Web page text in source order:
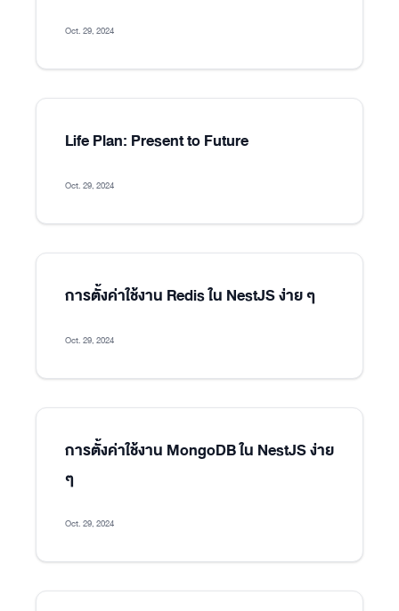
Oct. 29, 2024
Life Plan: Present to Future
Oct. 29, 2024
การตั้งค่าใช้งาน Redis ใน NestJS ง่าย ๆ
Oct. 29, 2024
การตั้งค่าใช้งาน MongoDB ใน NestJS ง่าย
ๆ
Oct. 29, 2024